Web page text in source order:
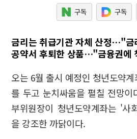
금리는 취급기관 자체 산정…"금
공약서 후퇴한 상품…"금융권에
오는 6월 출시 예정인 청년도약
를 두고 눈치싸움을 펼칠 전망이
부위원장이 청년도약계좌는 '사
을 강조한 까닭이다.